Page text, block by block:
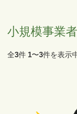
小規模事業
全3件 1〜3件を表示